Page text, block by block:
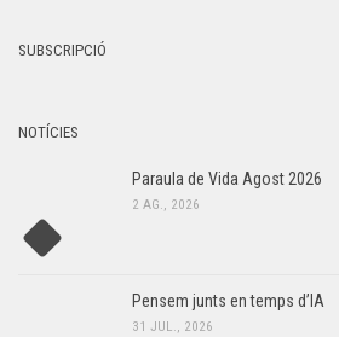
SUBSCRIPCIÓ
NOTÍCIES
Paraula de Vida Agost 2026
2 AG., 2026
Pensem junts en temps d’IA
31 JUL., 2026